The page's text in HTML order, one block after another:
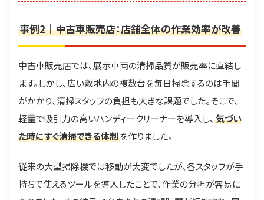
事例2｜中古車販売店：店舗全体の作業効率が改善
中古車販売店では、展示車両の清掃品質が販売率に直結し
ます。しかし、広い敷地内の複数台を毎日掃除するのは手間
がかかり、清掃スタッフの負担も大きな課題でした。そこで、
軽量で吸引力の高いハンディークリーナーを導入し、 気づい
た時にすぐ清掃できる体制を作りました。
従来の大型掃除機では移動が大変でしたが、各スタッフが手
持ちで使えるツールを導入したことで、作業の分担が容易に